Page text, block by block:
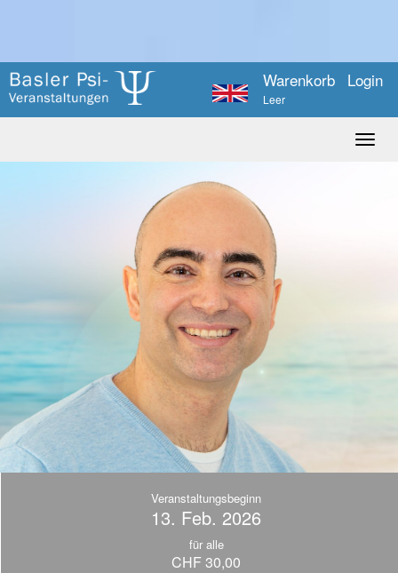
Login
Warenkorb
Leer
Veranstaltungsbeginn
13. Feb. 2026
für alle
CHF 30,00